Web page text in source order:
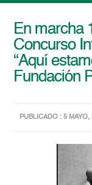
En marcha
Concurso
“Aquí
Fundación
PUBLICADO : 5 MAYO,